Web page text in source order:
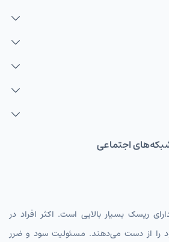
اجتماعی
ریسک بسیار بالایی است. اکثر افراد در
را از دست می‌دهند. مسئولیت سود و ضرر